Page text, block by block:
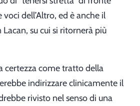
dell’Altro, ed è anche il
su cui si ritornerà più
certezza come tratto della
indirizzare clinicamente il
rivisto nel senso di una